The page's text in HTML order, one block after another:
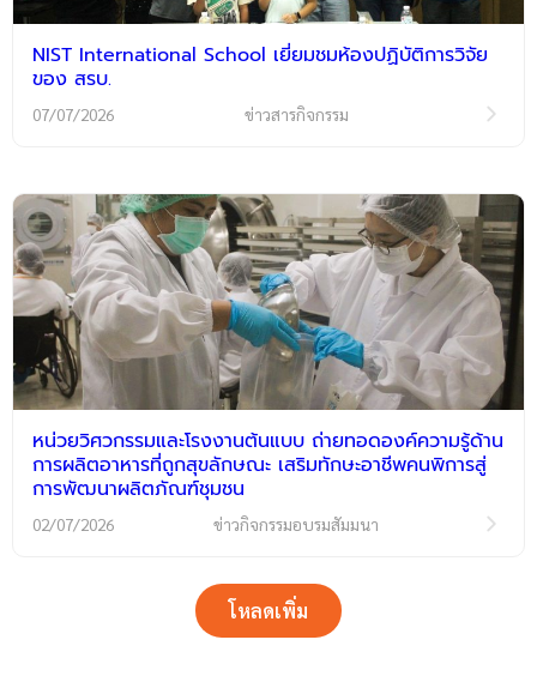
NIST International School เยี่ยมชมห้องปฏิบัติการวิจัย
ของ สรบ.
07/07/2026 ข่าวสารกิจกรรม
หน่วยวิศวกรรมและโรงงานต้นแบบ ถ่ายทอดองค์ความรู้ด้าน
การผลิตอาหารที่ถูกสุขลักษณะ เสริมทักษะอาชีพคนพิการสู่
การพัฒนาผลิตภัณฑ์ชุมชน
02/07/2026 ข่าวกิจกรรมอบรมสัมมนา
โหลดเพิ่ม